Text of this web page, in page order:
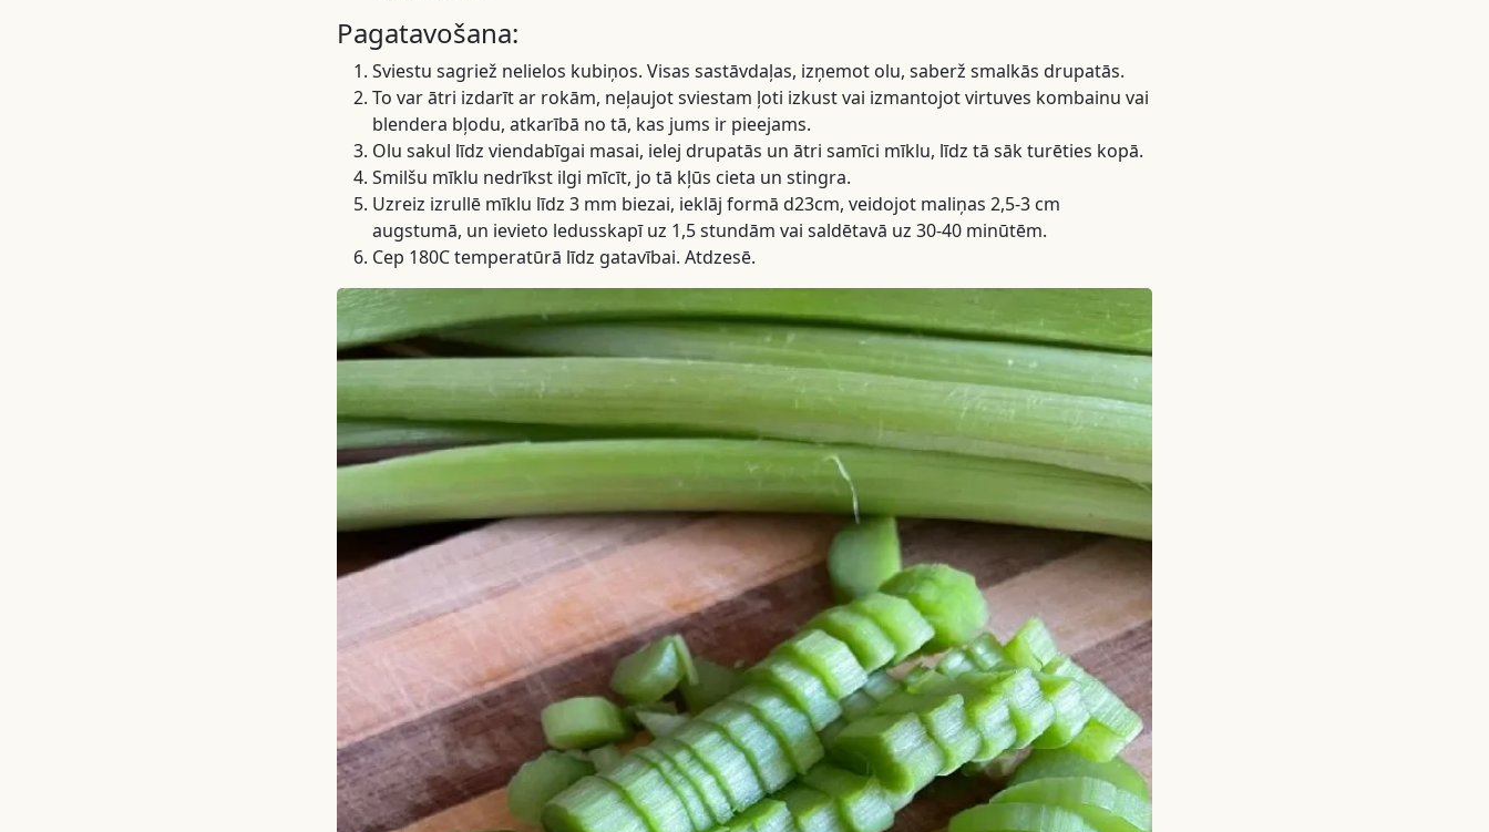
Pagatavošana:
Sviestu sagriež nelielos kubiņos. Visas sastāvdaļas, izņemot olu, saberž smalkās drupatās.
To var ātri izdarīt ar rokām, neļaujot sviestam ļoti izkust vai izmantojot virtuves kombainu vai
blendera bļodu, atkarībā no tā, kas jums ir pieejams.
Olu sakul līdz viendabīgai masai, ielej drupatās un ātri samīci mīklu, līdz tā sāk turēties kopā.
Smilšu mīklu nedrīkst ilgi mīcīt, jo tā kļūs cieta un stingra.
Uzreiz izrullē mīklu līdz 3 mm biezai, ieklāj formā d23cm, veidojot maliņas 2,5-3 cm
augstumā, un ievieto ledusskapī uz 1,5 stundām vai saldētavā uz 30-40 minūtēm.
Cep 180C temperatūrā līdz gatavībai. Atdzesē.